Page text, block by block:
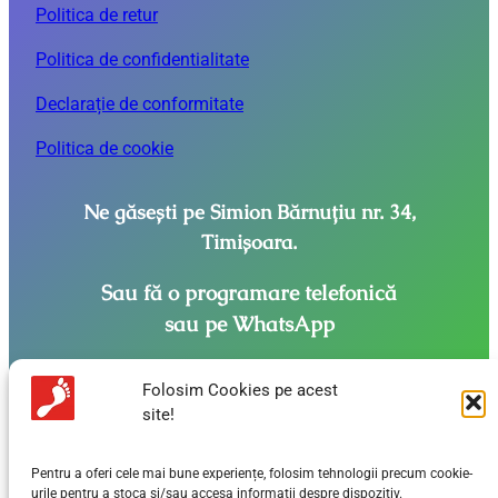
Folosim Cookies pe acest
site!
Pentru a oferi cele mai bune experiențe, folosim tehnologii precum cookie-
urile pentru a stoca și/sau accesa informații despre dispozitiv.
Politica de retur
Politica de confidentialitate
Declarație de conformitate
Politica de cookie
Ne găsești pe Simion Bărnuțiu nr. 34,
Timișoara.
Sau fă o programare telefonică
sau pe WhatsApp
Contact:
Întâmpini probleme pe site?